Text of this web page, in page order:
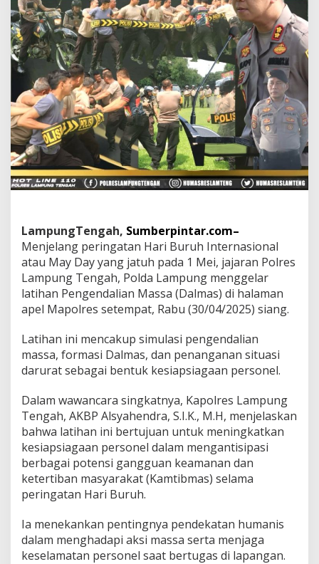
a
m
u
n
g
T
e
g
a
G
e
l
L
a
t
h
a
n
a
m
a
LampungTengah, Sumberpintar.com–
Menjelang peringatan Hari Buruh Internasional
atau May Day yang jatuh pada 1 Mei, jajaran Polres
Lampung Tengah, Polda Lampung menggelar
latihan Pengendalian Massa (Dalmas) di halaman
apel Mapolres setempat, Rabu (30/04/2025) siang.
Latihan ini mencakup simulasi pengendalian
massa, formasi Dalmas, dan penanganan situasi
darurat sebagai bentuk kesiapsiagaan personel.
Dalam wawancara singkatnya, Kapolres Lampung
Tengah, AKBP Alsyahendra, S.I.K., M.H, menjelaskan
bahwa latihan ini bertujuan untuk meningkatkan
kesiapsiagaan personel dalam mengantisipasi
berbagai potensi gangguan keamanan dan
ketertiban masyarakat (Kamtibmas) selama
peringatan Hari Buruh.
Ia menekankan pentingnya pendekatan humanis
dalam menghadapi aksi massa serta menjaga
keselamatan personel saat bertugas di lapangan.